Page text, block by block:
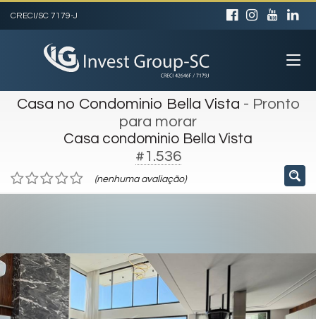
CRECI/SC 7179-J
Casa no Condominio Bella Vista - Pronto
para morar
Casa condominio Bella Vista
#1.536
(nenhuma avaliação)